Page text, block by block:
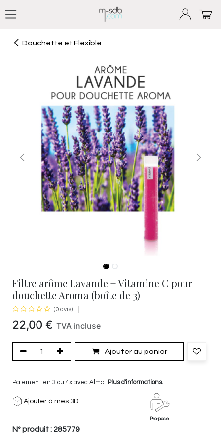
Douchette et Flexible
Filtre arôme Lavande + Vitamine C pour
douchette Aroma (boîte de 3)
(0 avis)
22,00 € TVA incluse
Ajouter au panier
Paiement en 3 ou 4x avec Alma. Plus d'informations.
Ajouter à mes 3D
Pro-pose
N° produit : 285779